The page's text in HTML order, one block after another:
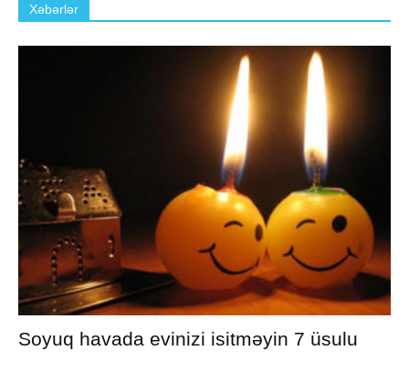
Xəbərlər
Soyuq havada evinizi isitməyin 7 üsulu